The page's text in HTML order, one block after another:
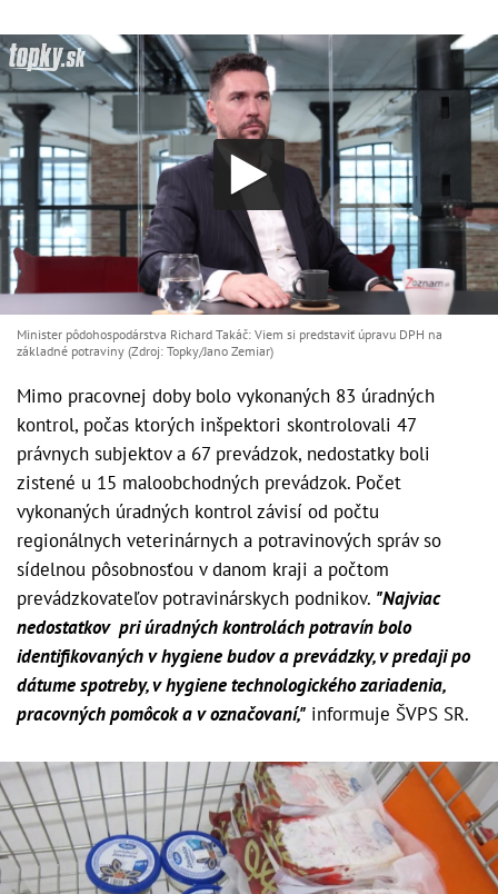
Minister pôdohospodárstva Richard Takáč: Viem si predstaviť úpravu DPH na
základné potraviny (Zdroj: Topky/Jano Zemiar)
Mimo pracovnej doby bolo vykonaných 83 úradných
kontrol, počas ktorých inšpektori skontrolovali 47
právnych subjektov a 67 prevádzok, nedostatky boli
zistené u 15 maloobchodných prevádzok. Počet
vykonaných úradných kontrol závisí od počtu
regionálnych veterinárnych a potravinových správ so
sídelnou pôsobnosťou v danom kraji a počtom
prevádzkovateľov potravinárskych podnikov. "Najviac
nedostatkov pri úradných kontrolách potravín bolo
identifikovaných v hygiene budov a prevádzky, v predaji po
dátume spotreby, v hygiene technologického zariadenia,
pracovných pomôcok a v označovaní," informuje ŠVPS SR.